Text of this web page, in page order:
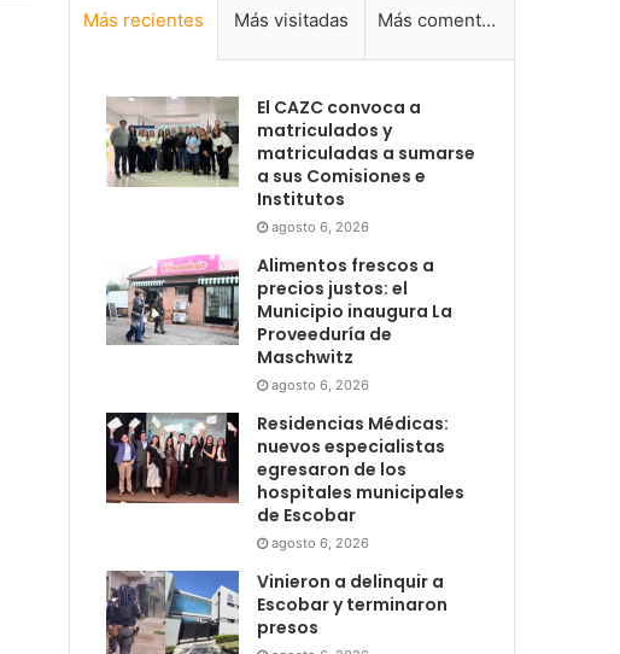
Más recientes Más visitadas Más comentadas
El CAZC convoca a
matriculados y
matriculadas a sumarse
a sus Comisiones e
Institutos
agosto 6, 2026
Alimentos frescos a
precios justos: el
Municipio inaugura La
Proveeduría de
Maschwitz
agosto 6, 2026
Residencias Médicas:
nuevos especialistas
egresaron de los
hospitales municipales
de Escobar
agosto 6, 2026
Vinieron a delinquir a
Escobar y terminaron
presos